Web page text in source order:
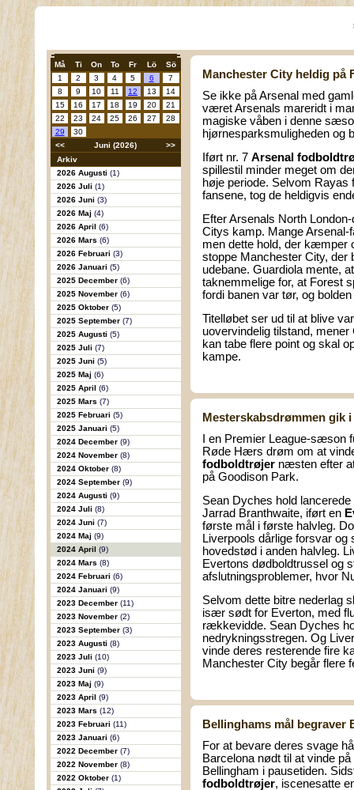
Må Ti On To Fr Lö
Sö
1
2 3 4 5 6
7
8
9 10 11 12 13
14
15
16 17 18 19 20
21
22
23 24 25 26 27
28
29
30
<<
Juni (2026)
>>
Arkiv
2026 Augusti (1)
2026 Juli (1)
2026 Juni (3)
2026 Maj (4)
2026 April (6)
2026 Mars (6)
2026 Februari (3)
2026 Januari (5)
2025 December (6)
2025 November (6)
2025 Oktober (5)
2025 September (7)
2025 Augusti (5)
2025 Juli (7)
2025 Juni (5)
2025 Maj (6)
2025 April (6)
2025 Mars (7)
2025 Februari (5)
2025 Januari (5)
2024 December (9)
2024 November (8)
2024 Oktober (8)
2024 September (9)
2024 Augusti (9)
2024 Juli (8)
2024 Juni (7)
2024 Maj (9)
2024 April (9)
2024 Mars (8)
2024 Februari (6)
2024 Januari (9)
2023 December (11)
2023 November (2)
2023 September (3)
2023 Augusti (8)
2023 Juli (10)
2023 Juni (9)
2023 Maj (9)
2023 April (9)
2023 Mars (12)
2023 Februari (11)
2023 Januari (6)
2022 December (7)
2022 November (8)
2022 Oktober (1)
Manchester City heldig på
Se ikke på Arsenal med
været Arsenals mareridt i
magiske våben i denne
hjørnesparksmuligheden og
Iført nr. 7 Arsenal
spillestil minder meget om
høje periode. Selvom
fansene, tog de heldigvis
Efter Arsenals North
Citys kamp. Mange
men dette hold, der kæmper
stoppe Manchester City,
udebane. Guardiola mente,
taknemmelige for, at Forest
fordi banen var tør, og
Titelløbet ser ud til at blive
uovervindelig tilstand,
kan tabe flere point og skal
kampe.
Mesterskabsdrømmen gik
I en Premier League-sæson
Røde Hærs drøm om at
fodboldtrøjer næsten efter
på Goodison Park.
Sean Dyches hold
Jarrad Branthwaite, iført en
første mål i første halvleg.
Liverpools dårlige forsvar
hovedstød i anden halvleg.
Evertons dødboldtrussel og
afslutningsproblemer, hvor
Selvom dette bitre nederlag
især sødt for Everton, med
rækkevidde. Sean Dyches
nedrykningsstregen. Og
vinde deres resterende fire
Manchester City begår flere
Bellinghams mål begraver
For at bevare deres svage
Barcelona nødt til at vinde
Bellingham i pausetiden.
fodboldtrøjer, iscenesatte